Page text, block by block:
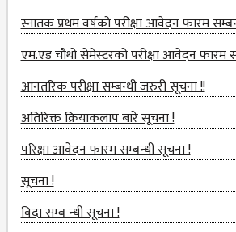
COMMITTEE
SELF-
ASSESSMENT
TEAM (SAT)
INTERNAL
QUALITY
ASSURANCE
COMMITTEE
(IQAC)
स्नातक प्रथम वर्षको परीक्षा आवेदन फारम
एम.एड चौथो सेमेस्‍टरको परीक्षा आवेदन फारम
आनतरिक परीक्षा सम्बन्धी जरुरी सूचना !!
अतिरिक्त क्रियाकलाप बारे सूचना !
परिक्षा आवेदन फारम सम्बन्धी सूचना !
सूचना !
विदा सम्ब न्धी सूचना !